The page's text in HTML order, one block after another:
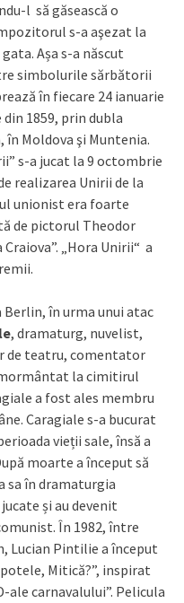
l să găsească o
s-a aşezat la
Așa s-a născut
simbolurile sărbătorii
în fiecare 24 ianuarie
1859, prin dubla
în Moldova şi Muntenia.
s-a jucat la 9 octombrie
realizarea Unirii de la
unionist era foarte
de pictorul Theodor
„Hora Unirii“ a
Berlin, în urma unui atac
, dramaturg, nuvelist,
de teatru, comentator
la cimitirul
a fost ales membru
Caragiale s-a bucurat
vieții sale, însă a
moarte a început să
sa în dramaturgia
și au devenit
În 1982, între
Lucian Pintilie a început
Mitică?”, inspirat
ale carnavalului”. Pelicula